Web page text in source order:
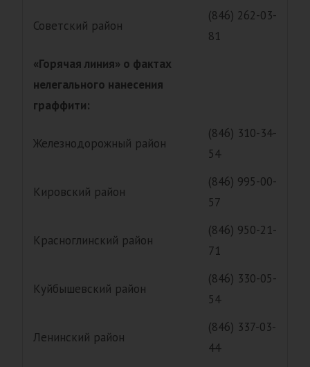
Советский район
(846) 262-03-
81
«Горячая линия» о фактах
нелегального нанесения
граффити:
Железнодорожный район
(846) 310-34-
54
Кировский район
(846) 995-00-
57
Красноглинский район
(846) 950-21-
71
Куйбышевский район
(846) 330-05-
54
Ленинский район
(846) 337-03-
44